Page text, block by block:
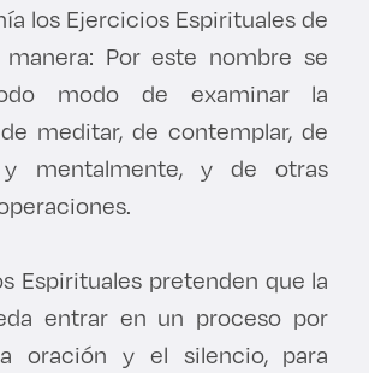
los Ejercicios Espirituales de
Por este nombre se
modo de examinar la
meditar, de contemplar, de
mentalmente, y de otras
Espirituales pretenden que la
entrar en un proceso por
oración y el silencio, para